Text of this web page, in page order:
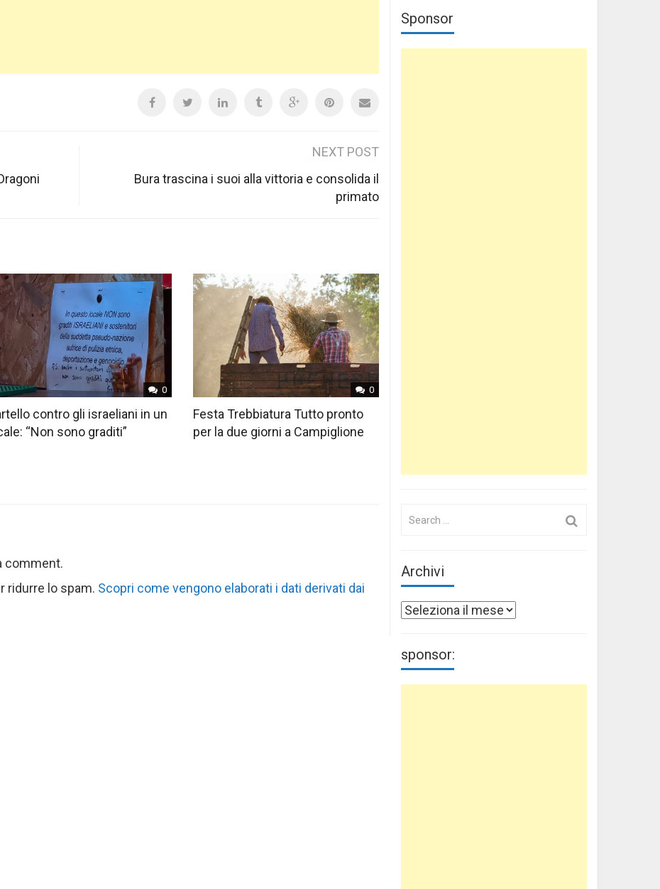
NEXT POST
Bura trascina i suoi alla vittoria e consolida il
primato
0
contro gli israeliani in un
“Non sono graditi”
0
Festa Trebbiatura Tutto pronto
per la due giorni a Campiglione
comment.
ridurre lo spam. Scopri come vengono elaborati i dati derivati dai
Sponsor
Archivi
Archivi
sponsor: